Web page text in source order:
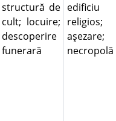
structură de
cult; locuire;
descoperire
funerară
edificiu
religios;
aşezare;